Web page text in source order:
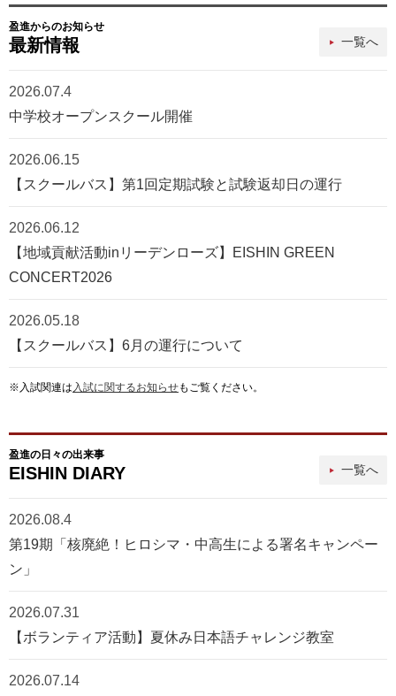
盈進からのお知らせ
最新情報 一覧へ
2026.07.4
中学校オープンスクール開催
2026.06.15
【スクールバス】第1回定期試験と試験返却日の運行
2026.06.12
【地域貢献活動inリーデンローズ】EISHIN GREEN
CONCERT2026
2026.05.18
【スクールバス】6月の運行について
※入試関連は 入試に関するお知らせもご覧ください。
盈進の日々の出来事
EISHIN DIARY 一覧へ
2026.08.4
第19期「核廃絶！ヒロシマ・中高生による署名キャンペー
ン」
2026.07.31
【ボランティア活動】夏休み日本語チャレンジ教室
2026.07.14